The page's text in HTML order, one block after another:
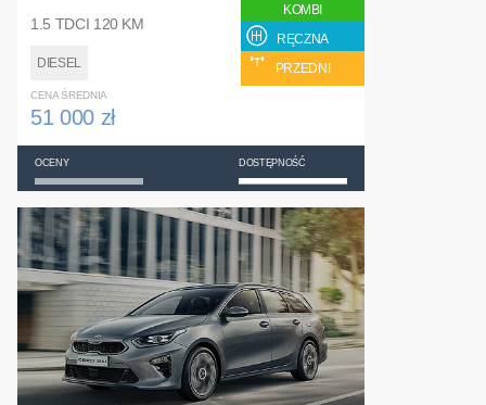
1.5 TDCI 120 KM
DIESEL
KOMBI
RĘCZNA
PRZEDNI
CENA ŚREDNIA
51 000 zł
OCENY DOSTĘPNOŚĆ